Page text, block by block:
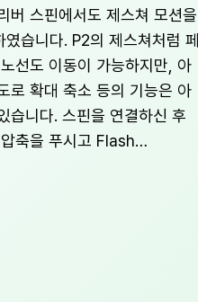
버 스핀에서도 제스쳐 모션을
습니다. P2의 제스쳐처럼 페
선도 이동이 가능하지만, 아
로 확대 축소 등의 기능은 아
습니다. 스핀을 연결하신 후
축을 푸시고 Flash…